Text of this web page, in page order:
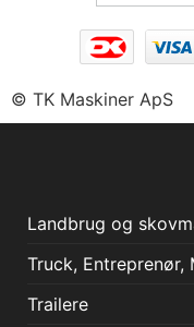
© TK Maskiner ApS
Landbrug og
Truck,
Trailere